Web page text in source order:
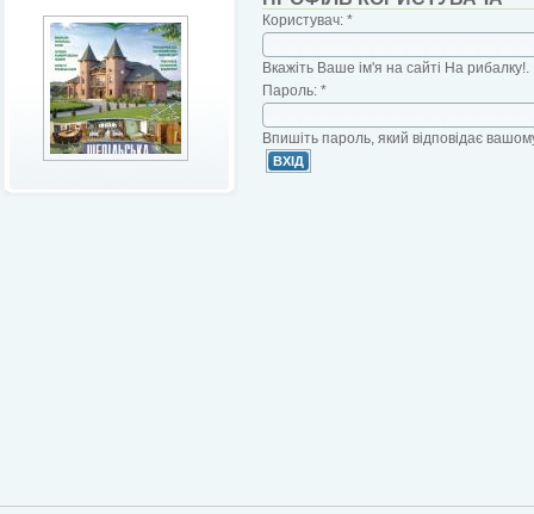
Користувач: *
Вкажіть Ваше ім'я на сайті На рибалку!.
Пароль: *
Впишіть пароль, який відповідає